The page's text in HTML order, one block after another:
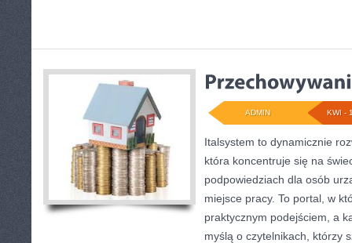
KWI -
ADMIN
Italsystem to dynamicznie
która koncentruje się na
podpowiedziach dla osób
miejsce pracy. To portal, w
praktycznym podejściem, a
myślą o czytelnikach, którzy